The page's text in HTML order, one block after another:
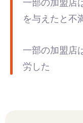
一部の加盟店
を与えたと不
一部の加盟店
労した